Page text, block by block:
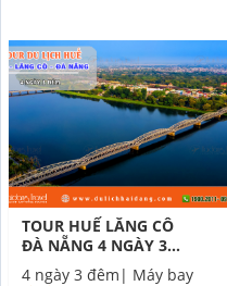
TOUR HUẾ LĂNG CÔ
ĐÀ NẴNG 4 NGÀY 3
4 ngày 3 đêm| Máy bay